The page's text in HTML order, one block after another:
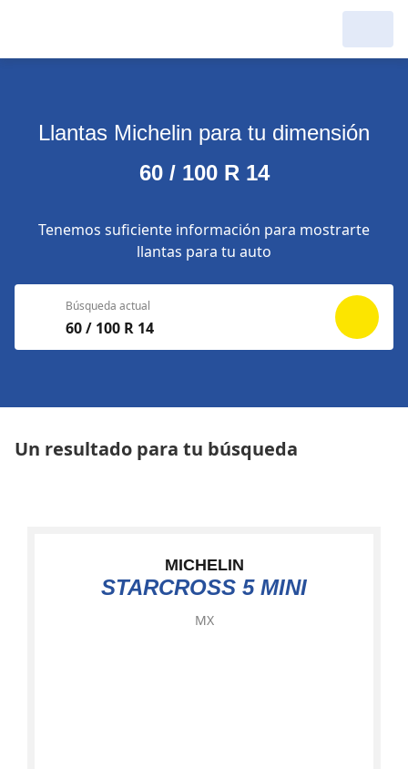
Llantas Michelin para tu dimensión
60 / 100 R 14
Tenemos suficiente información para mostrarte
llantas para tu auto
Búsqueda actual
60 / 100 R 14
Un resultado para tu búsqueda
MICHELIN
STARCROSS 5 MINI
MX